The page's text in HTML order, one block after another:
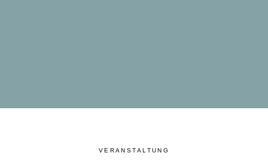
VERANSTALTUNG